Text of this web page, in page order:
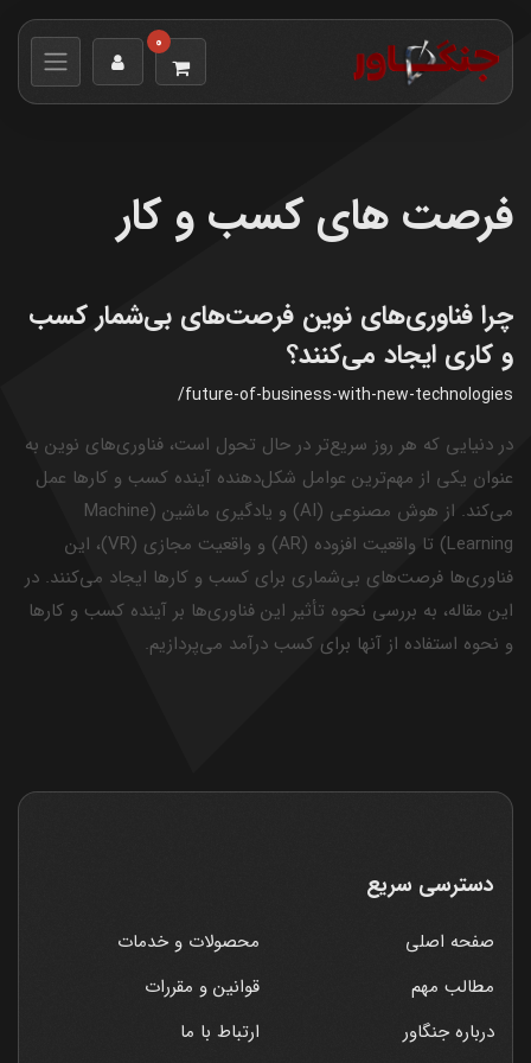
0
فرصت های کسب و کار
چرا فناوری‌های نوین فرصت‌های بی‌شمار کسب
و کاری ایجاد می‌کنند؟
/future-of-business-with-new-technologies
در دنیایی که هر روز سریع‌تر در حال تحول است، فناوری‌های نوین به
عنوان یکی از مهم‌ترین عوامل شکل‌دهنده آینده کسب و کارها عمل
می‌کند. از هوش مصنوعی (AI) و یادگیری ماشین (Machine
Learning) تا واقعیت افزوده (AR) و واقعیت مجازی (VR)، این
فناوری‌ها فرصت‌های بی‌شماری برای کسب و کارها ایجاد می‌کنند. در
این مقاله، به بررسی نحوه تأثیر این فناوری‌ها بر آینده کسب و کارها
و نحوه استفاده از آنها برای کسب درآمد می‌پردازیم.
دسترسی سریع
صفحه اصلی
محصولات و خدمات
مطالب مهم
قوانین و مقررات
درباره جنگاور
ارتباط با ما